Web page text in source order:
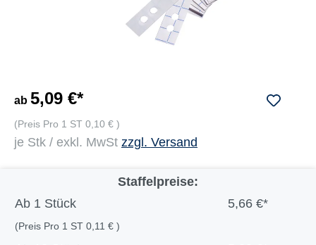
ab 5,09 €*
(Preis Pro 1 ST 0,10 € )
je Stk / exkl. MwSt zzgl. Versand
Staffelpreise:
Ab 1 Stück 5,66 €*
(Preis Pro 1 ST 0,11 € )